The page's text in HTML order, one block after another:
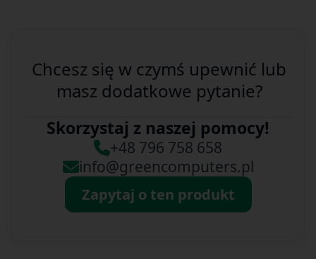
Chcesz się w czymś upewnić lub
masz dodatkowe pytanie?
Skorzystaj z naszej pomocy!
+48 796 758 658
info@greencomputers.pl
Zapytaj o ten produkt